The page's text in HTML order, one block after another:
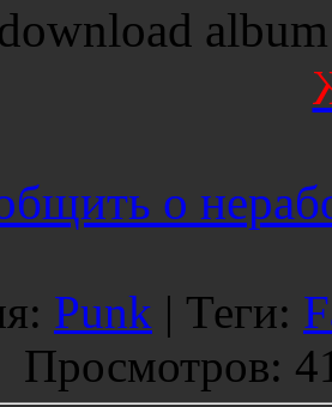
о
: Punk | Теги:
Просмотров: